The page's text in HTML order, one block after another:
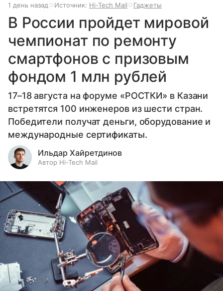
1 день назад Источник: Hi-Tech Mail Гаджеты
В России пройдет мировой
чемпионат по ремонту
смартфонов с призовым
фондом 1 млн рублей
17–18 августа на форуме «РОСТКИ» в Казани
встретятся 100 инженеров из шести стран.
Победители получат деньги, оборудование и
международные сертификаты.
Ильдар Хайретдинов
Автор Hi-Tech Mail